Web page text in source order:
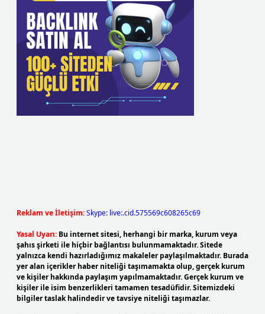
Reklam ve İletişim:Skype: live:.cid.575569c608265c69
Yasal Uyarı: Bu internet sitesi, herhangi bir marka, kurum veya
şahıs şirketi ile hiçbir bağlantısı bulunmamaktadır. Sitede
yalnızca kendi hazırladığımız makaleler paylaşılmaktadır. Burada
yer alan içerikler haber niteliği taşımamakta olup, gerçek kurum
ve kişiler hakkında paylaşım yapılmamaktadır. Gerçek kurum ve
kişiler ile isim benzerlikleri tamamen tesadüfidir. Sitemizdeki
bilgiler taslak halindedir ve tavsiye niteliği taşımazlar.